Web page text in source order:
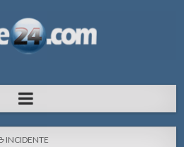
pa Aruba
POSTED
INCIDENTE